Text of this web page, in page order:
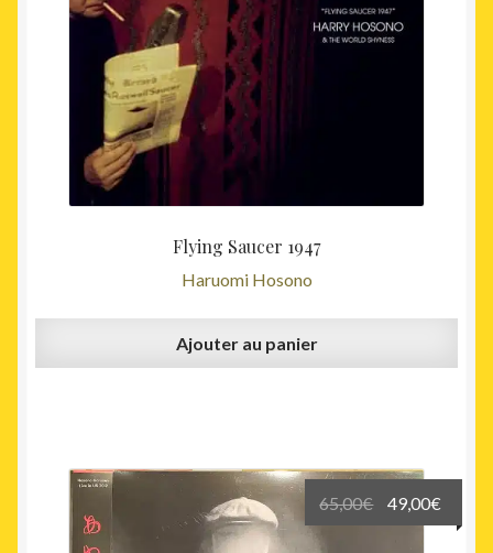
Flying Saucer 1947
Haruomi Hosono
Ajouter au panier
65,00€
Le
prix
49,00€
prix